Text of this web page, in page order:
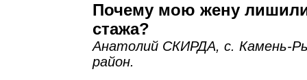
Почему мою жену
стажа?
Анатолий СКИРДА, с. Камень-
район.